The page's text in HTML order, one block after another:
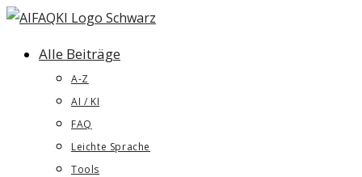
Zum
springenAlle Beiträge
A-Z
AI / KI
FAQ
Leichte Sprache
Tools